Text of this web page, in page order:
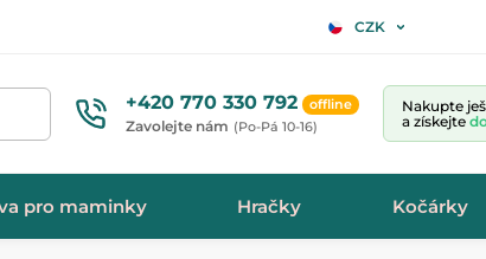
CZK
+420 770 330 792 offline
Zavolejte nám (Po-Pá 10-16)
Nakupte
a získejte
pro maminky Hračky Kočárky